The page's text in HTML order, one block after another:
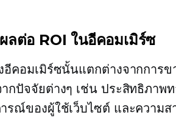
ลต่อ ROI ในอีคอมเมิร์ซ
อีคอมเมิร์ซนั้นแตกต่างจากการ
กปัจจัยต่างๆ เช่น ประสิทธิภาพ
รณ์ของผู้ใช้เว็บไซต์ และความ